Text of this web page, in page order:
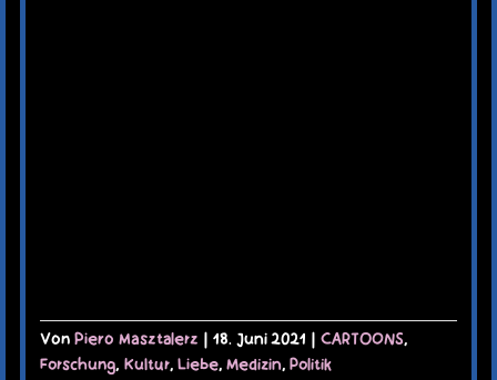
Von Piero Masztalerz | 18. Juni 2021 | CARTOONS,
Forschung, Kultur, Liebe, Medizin, Politik